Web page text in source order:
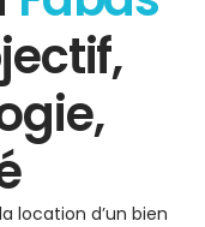
location d’un bien